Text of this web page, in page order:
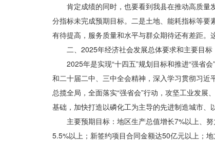
肯定成绩的同时，也要看到我县在推动高质
分指标未完成预期目标。二是土地、能耗指标等
有待提高，服务质量和水平与群众期待还有差距。
二、2025年经济社会发展总体要求和主要目标
2025年是实现“十四五”规划目标和推进“强省
和二十届二中、三中全会精神，深入学习贯彻习
总揽全局，全面落实“强省会”行动，攻坚工业发展
基础，加快打造以磷化工为主导的先进制造城市、
主要预期目标：地区生产总值增长7%以上、
5.5%以上；新签约项目合同金额达50亿元以上；